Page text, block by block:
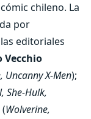
chileno. La
por
editoriales
Vecchio
Uncanny X-Men);
She-Hulk,
(Wolverine,